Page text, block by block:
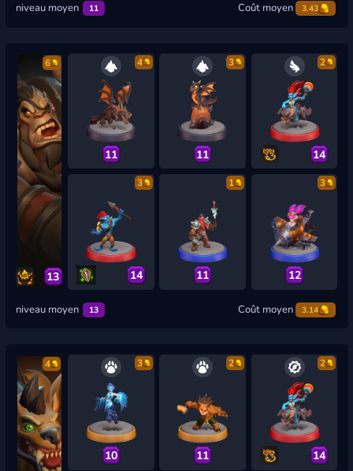
niveau moyen 11 Coût moyen 3.43
6
13
4
11
3
11
2
14
3
14
1
11
3
12
niveau moyen 13 Coût moyen 3.14
4 3
10
2
11
2
14